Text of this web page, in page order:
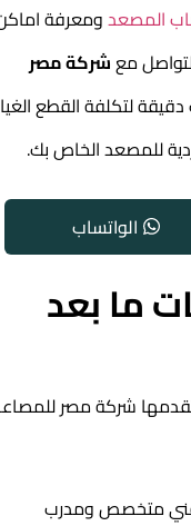
المصعدومعرفةاماكن
معشركة مصر
لتكلفة القطع الغيار
للمصعد الخاص بك.
الواتساب
ما بعد
شركة مصر للمصاعد
متخصص ومدرب